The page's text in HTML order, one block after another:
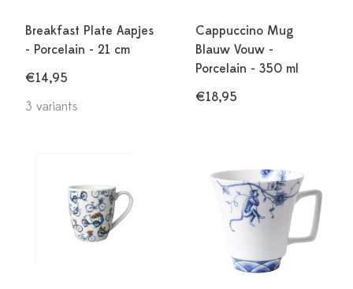
Breakfast Plate Aapjes
- Porcelain - 21 cm
€14,95
3 variants
Cappuccino Mug
Blauw Vouw -
Porcelain - 350 ml
€18,95